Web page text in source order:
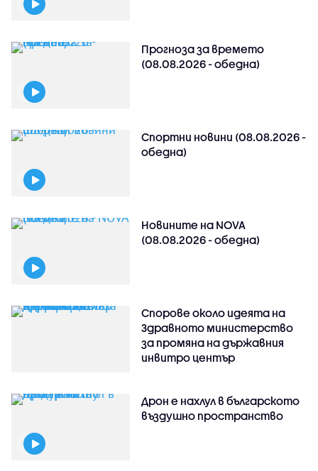
Прогноза за времето
(08.08.2026 - обедна)
Спортни новини (08.08.2026 -
обедна)
Новините на NOVA
(08.08.2026 - обедна)
Спорове около идеята на
Здравното министерство
за промяна на държавния
инвитро център
Дрон е нахлул в българското
въздушно пространство